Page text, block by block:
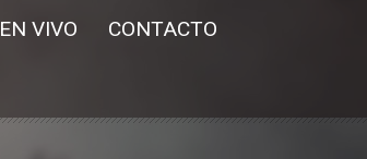
EN VIVO CONTACTO